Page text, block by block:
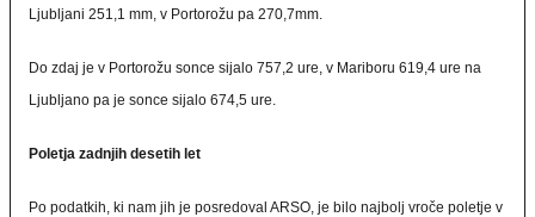
Ljubljani 251,1 mm, v Portorožu pa 270,7mm.
Do zdaj je v Portorožu sonce sijalo 757,2 ure, v Mariboru 619,4 ure na
Ljubljano pa je sonce sijalo 674,5 ure.
Poletja zadnjih desetih let
Po podatkih, ki nam jih je posredoval ARSO, je bilo najbolj vroče poletje v